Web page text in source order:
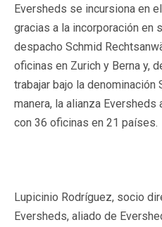
Eversheds se incursiona en
gracias a la incorporación en
despacho Schmid
oficinas en Zurich y Berna y,
trabajar bajo la
manera, la alianza
con 36 oficinas en 21 países.
Lupicinio Rodríguez, socio
Eversheds, aliado de